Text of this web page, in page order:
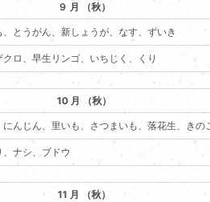
９ 月 （秋）
とうがん、新しょうが、なす、ずいき
ロ、早生リンゴ、いちじく、くり
10 月 （秋）
んじん、里いも、さつまいも、落花生、きの
、ナシ、ブドウ
11 月 （秋）